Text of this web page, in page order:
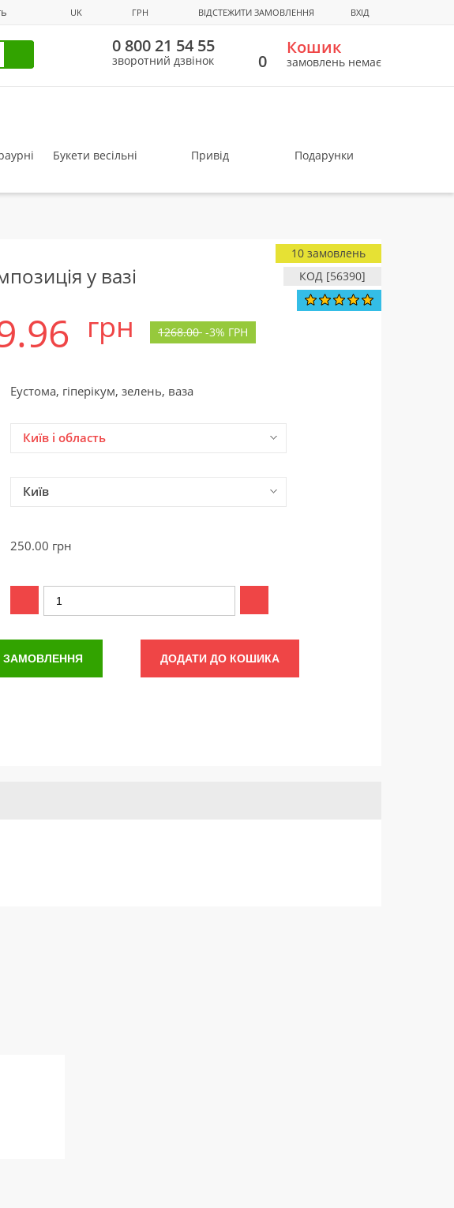
UK ГРН ВІДСТЕЖИТИ ЗАМОВЛЕННЯ ВХІД
0 800 21 54 55
зворотний дзвінок 0
Кошик
замовлень немає
Букети весільні Привід Подарунки
у вазі КОД [56390]
10 замовлень
грн 1268.00 -3% ГРН
Еустома, гіперікум, зелень, ваза
Київ і область
Київ
250.00 грн
ЗАМОВЛЕННЯ ДОДАТИ ДО КОШИКА